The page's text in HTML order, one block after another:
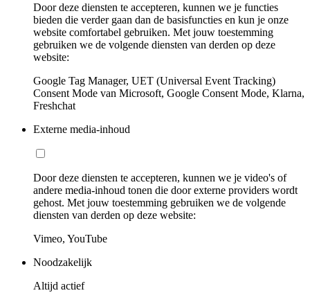
Door deze diensten te accepteren, kunnen we je functies
bieden die verder gaan dan de basisfuncties en kun je onze
website comfortabel gebruiken. Met jouw toestemming
gebruiken we de volgende diensten van derden op deze
website:
Google Tag Manager, UET (Universal Event Tracking)
Consent Mode van Microsoft, Google Consent Mode, Klarna,
Freshchat
Externe media-inhoud
Door deze diensten te accepteren, kunnen we je video's of
andere media-inhoud tonen die door externe providers wordt
gehost. Met jouw toestemming gebruiken we de volgende
diensten van derden op deze website:
Vimeo, YouTube
Noodzakelijk
Altijd actief